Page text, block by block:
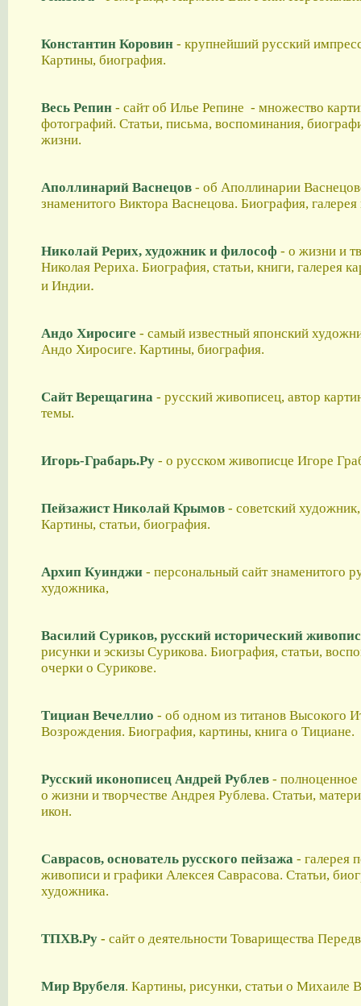
Константин Коровин - крупнейший русский
Картины, биография.
Весь Репин - сайт об Илье Репине - множество
фотографий. Статьи, письма, воспоминания,
жизни.
Аполлинарий Васнецов - об Аполлинарии
знаменитого Виктора Васнецова. Биография, галерея
Николай Рерих, художник и философ - о жизни и
Николая Рериха. Биография, статьи, книги, галерея
и Индии.
Андо Хиросиге - самый известный японский
Андо Хиросиге. Картины, биография.
Сайт Верещагина - русский живописец, автор
темы.
Игорь-Грабарь.Ру - о русском живописце Игоре
Пейзажист Николай Крымов - советский
Картины, статьи, биография.
Архип Куинджи - персональный сайт знаменитого
художника,
Василий Суриков, русский исторический
рисунки и эскизы Сурикова. Биография, статьи,
очерки о Сурикове.
Тициан Вечеллио - об одном из титанов Высокого
Возрождения. Биография, картины, книга о Тициане.
Русский иконописец Андрей Рублев - полноценное
о жизни и творчестве Андрея Рублева. Статьи,
икон.
Саврасов, основатель русского пейзажа - галерея
живописи и графики Алексея Саврасова. Статьи,
художника.
ТПХВ.Ру - сайт о деятельности Товарищества
Мир Врубеля. Картины, рисунки, статьи о Михаиле